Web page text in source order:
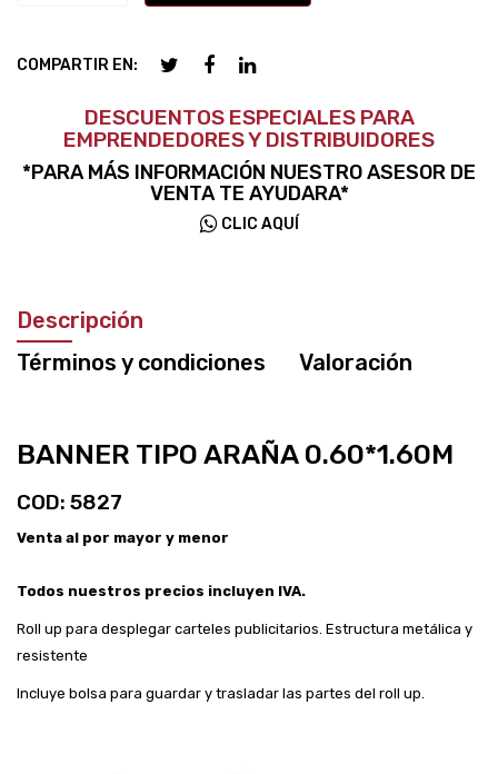
COMPARTIR EN:
DESCUENTOS ESPECIALES PARA
EMPRENDEDORES Y DISTRIBUIDORES
*PARA MÁS INFORMACIÓN NUESTRO ASESOR DE
VENTA TE AYUDARA*
CLIC AQUÍ
Descripción
Términos y condiciones
Valoración
BANNER TIPO ARAÑA 0.60*1.60M
COD: 5827
Venta al por mayor y menor
Todos nuestros precios incluyen IVA.
Roll up para desplegar carteles publicitarios. Estructura metálica y
resistente
Incluye bolsa para guardar y trasladar las partes del roll up.